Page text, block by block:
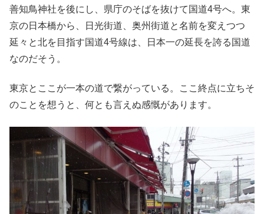
善知鳥神社を後にし、県庁のそばを抜けて国道4号へ。東
京の日本橋から、日光街道、奥州街道と名前を変えつつ
延々と北を目指す国道4号線は、日本一の延長を誇る国道
なのだそう。
東京とここが一本の道で繋がっている。ここ終点に立ちそ
のことを想うと、何とも言えぬ感慨があります。